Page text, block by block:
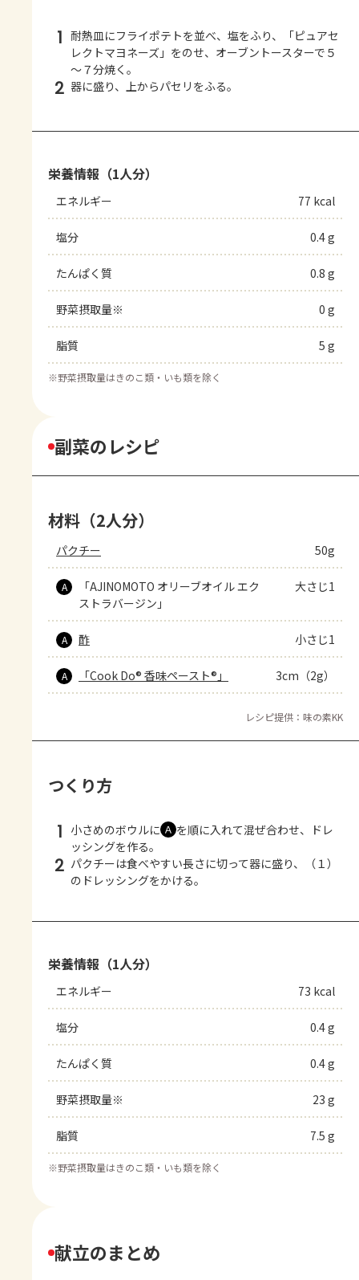
1 耐熱皿にフライポテトを並べ、塩をふり、「ピュアセ
レクトマヨネーズ」をのせ、オーブントースターで５
～７分焼く。
2 器に盛り、上からパセリをふる。
栄養情報（1人分）
エネルギー 77 kcal
塩分 0.4 g
たんぱく質 0.8 g
野菜摂取量※ 0 g
脂質 5 g
※野菜摂取量はきのこ類・いも類を除く
副菜のレシピ
材料（2人分）
パクチー 50g
A
「AJINOMOTO オリーブオイル エク
ストラバージン」
大さじ1
A 酢 小さじ1
A 「Cook Do® 香味ペースト®」 3cm（2g）
レシピ提供：味の素KK
つくり方
1 小さめのボウルに Ａ を順に入れて混ぜ合わせ、ドレ
ッシングを作る。
2 パクチーは食べやすい長さに切って器に盛り、（１）
のドレッシングをかける。
栄養情報（1人分）
エネルギー 73 kcal
塩分 0.4 g
たんぱく質 0.4 g
野菜摂取量※ 23 g
脂質 7.5 g
※野菜摂取量はきのこ類・いも類を除く
献立のまとめ